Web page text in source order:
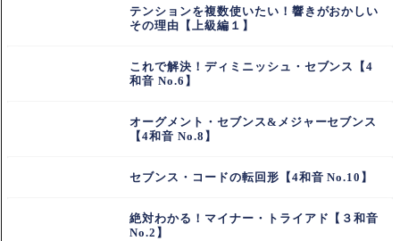
テンションを複数使いたい！響きがおかしい
その理由【上級編１】
これで解決！ディミニッシュ・セブンス【4
和音 No.6】
オーグメント・セブンス&メジャーセブンス
【4和音 No.8】
セブンス・コードの転回形【4和音 No.10】
絶対わかる！マイナー・トライアド【３和音
No.2】